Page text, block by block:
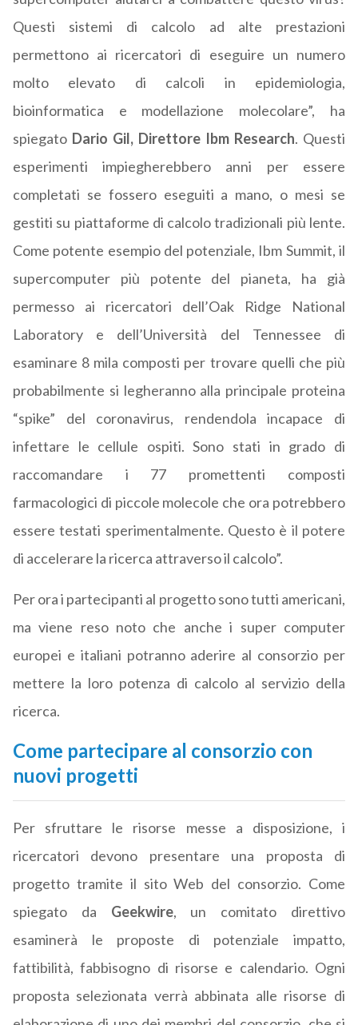
Questi sistemi di calcolo ad alte prestazioni
permettono ai ricercatori di eseguire un numero
molto elevato di calcoli in epidemiologia,
bioinformatica e modellazione molecolare”, ha
spiegato Dario Gil, Direttore Ibm Research. Questi
esperimenti impiegherebbero anni per essere
completati se fossero eseguiti a mano, o mesi se
gestiti su piattaforme di calcolo tradizionali più lente.
Come potente esempio del potenziale, Ibm Summit, il
supercomputer più potente del pianeta, ha già
permesso ai ricercatori dell’Oak Ridge National
Laboratory e dell’Università del Tennessee di
esaminare 8 mila composti per trovare quelli che più
probabilmente si legheranno alla principale proteina
“spike” del coronavirus, rendendola incapace di
infettare le cellule ospiti. Sono stati in grado di
raccomandare i 77 promettenti composti
farmacologici di piccole molecole che ora potrebbero
essere testati sperimentalmente. Questo è il potere
di accelerare la ricerca attraverso il calcolo”.
Per ora i partecipanti al progetto sono tutti americani,
ma viene reso noto che anche i super computer
europei e italiani potranno aderire al consorzio per
mettere la loro potenza di calcolo al servizio della
ricerca.
Come partecipare al consorzio con
nuovi progetti
Per sfruttare le risorse messe a disposizione, i
ricercatori devono presentare una proposta di
progetto tramite il sito Web del consorzio. Come
spiegato da Geekwire, un comitato direttivo
esaminerà le proposte di potenziale impatto,
fattibilità, fabbisogno di risorse e calendario. Ogni
proposta selezionata verrà abbinata alle risorse di